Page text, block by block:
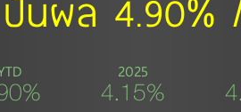
ปันผล 4.90%
2025
4.15%